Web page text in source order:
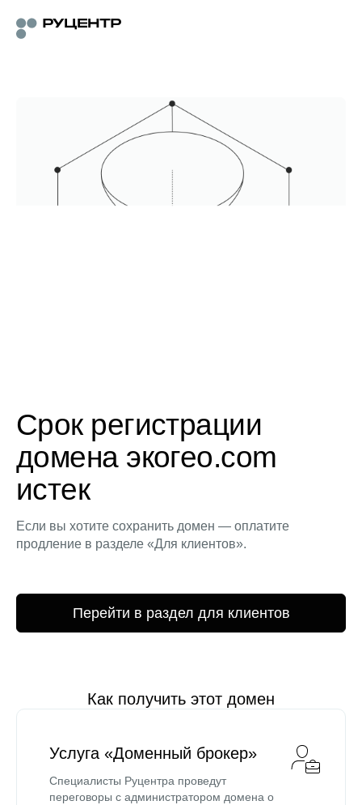
Срок регистрации
домена экогео.com
истек
Если вы хотите сохранить домен — оплатите
продление в разделе «Для клиентов».
Перейти в раздел для клиентов
Как получить этот домен
Услуга «Доменный брокер»
Специалисты Руцентра проведут
переговоры с администратором домена о